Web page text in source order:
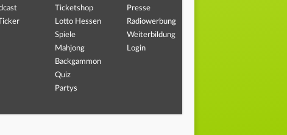
Ticketshop
Lotto Hessen
Spiele
Mahjong
Backgammon
Quiz
Partys
Presse
Radiowerbung
Weiterbildung
Login